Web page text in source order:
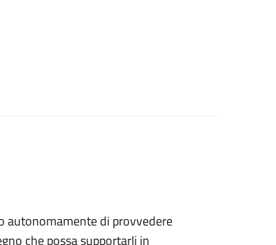
autonomamente di provvedere
che possa supportarli in